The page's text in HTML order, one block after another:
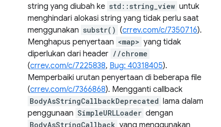
string yang diubah ke std::string_view untuk
menghindari alokasi string yang tidak perlu saat
menggunakan substr() (crrev.com/c/7350716).
Menghapus penyertaan <map> yang tidak
diperlukan dari header //chrome
(crrev.com/c/7225838, Bug: 40318405).
Memperbaiki urutan penyertaan di beberapa file
(crrev.com/c/7366868). Mengganti callback
BodyAsStringCallbackDeprecated lama dalam
penggunaan SimpleURLLoader dengan
BodyAsStringCallback yang menggunakan